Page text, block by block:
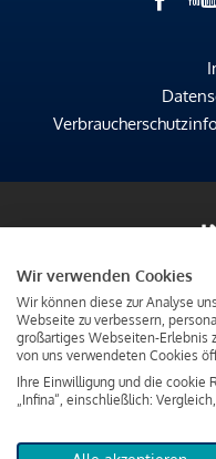
Wir verwenden Cookies
Wir können diese zur Analyse
Webseite zu verbessern,
großartiges Webseiten-Erlebnis
von uns verwendeten Cookies
Ihre Einwilligung und die cookie
„Infina“, einschließlich: